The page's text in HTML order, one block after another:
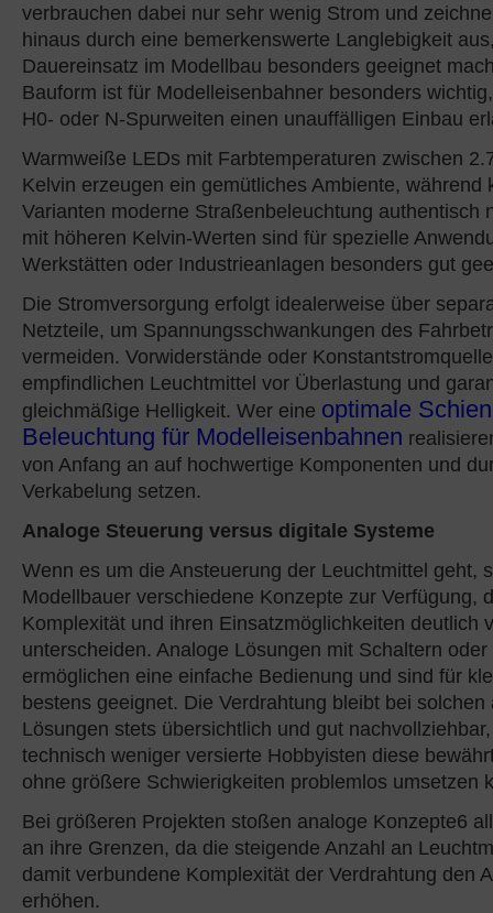
verbrauchen dabei nur sehr wenig Strom und
hinaus durch eine bemerkenswerte Langlebigkeit
Dauereinsatz im Modellbau besonders geeignet
Bauform ist für Modelleisenbahner besonders
H0- oder N-Spurweiten einen unauffälligen Einbau
Warmweiße LEDs mit Farbtemperaturen zwischen
Kelvin erzeugen ein gemütliches Ambiente, während
Varianten moderne Straßenbeleuchtung authentisch
mit höheren Kelvin-Werten sind für spezielle
Werkstätten oder Industrieanlagen besonders gut
Die Stromversorgung erfolgt idealerweise über
Netzteile, um Spannungsschwankungen des
vermeiden. Vorwiderstände oder
empfindlichen Leuchtmittel vor Überlastung und
gleichmäßige Helligkeit. Wer eine optimale
Beleuchtung für Modelleisenbahnen
von Anfang an auf hochwertige Komponenten und
Verkabelung setzen.
Analoge Steuerung versus digitale Systeme
Wenn es um die Ansteuerung der Leuchtmittel geht,
Modellbauer verschiedene Konzepte zur Verfügung,
Komplexität und ihren Einsatzmöglichkeiten deutlich
unterscheiden. Analoge Lösungen mit Schaltern
ermöglichen eine einfache Bedienung und sind für
bestens geeignet. Die Verdrahtung bleibt bei solchen
Lösungen stets übersichtlich und gut
technisch weniger versierte Hobbyisten diese
ohne größere Schwierigkeiten problemlos umsetzen
Bei größeren Projekten stoßen analoge Konzepte6
an ihre Grenzen, da die steigende Anzahl an
damit verbundene Komplexität der Verdrahtung den
erhöhen.